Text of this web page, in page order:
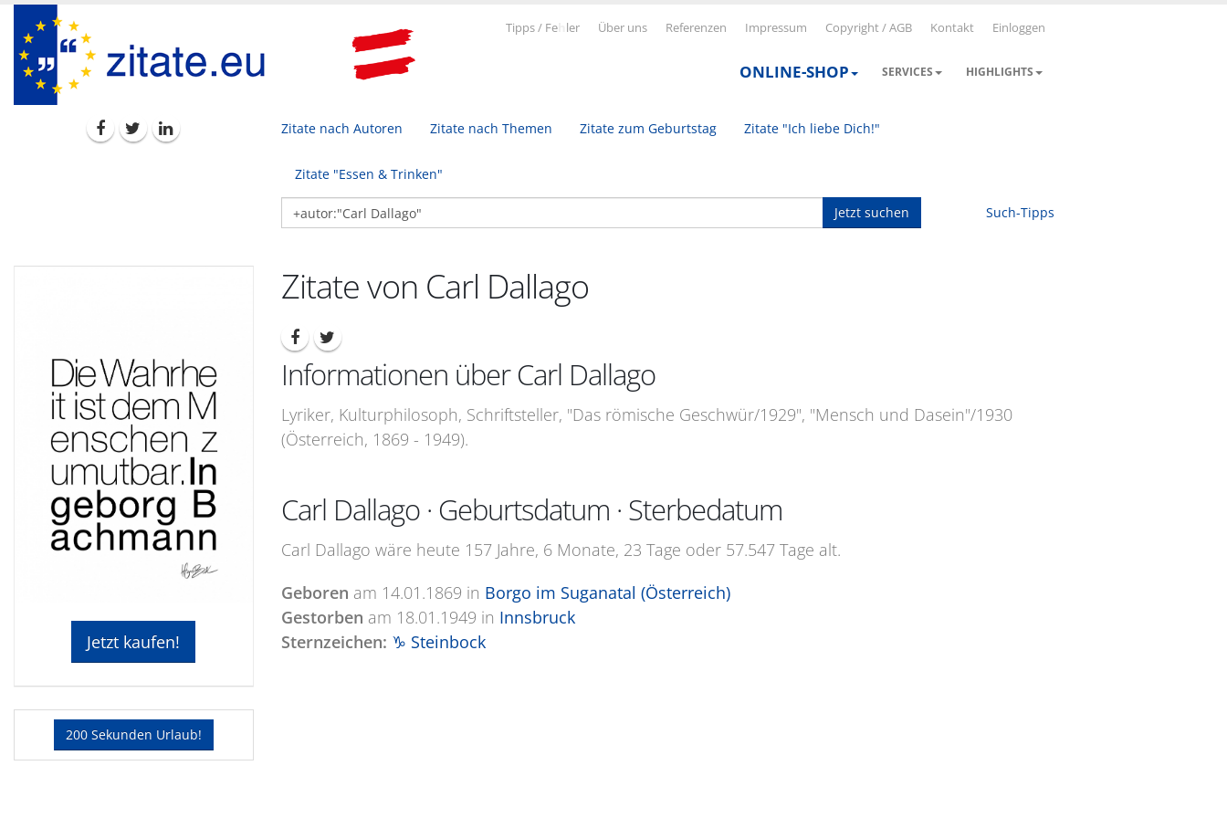
Tipps / Fe ler Über uns Referenzen Impressum Copyright / AGB Kontakt Einloggen
ONLINE-SHOP SERVICES HIGHLIGHTS
Zitate nach Autoren Zitate nach Themen Zitate zum Geburtstag Zitate "Ich liebe Dich!"
Zitate "Essen & Trinken"
Jetzt suchen Such-Tipps
Jetzt kaufen!
200 Sekunden Urlaub!
Zitate von Carl Dallago
Informationen über Carl Dallago
Lyriker, Kulturphilosoph, Schriftsteller, "Das römische Geschwür/1929", "Mensch und Dasein"/1930
(Österreich, 1869 - 1949).
Carl Dallago · Geburtsdatum · Sterbedatum
Carl Dallago wäre heute 157 Jahre, 6 Monate, 23 Tage oder 57.547 Tage alt.
Geboren am 14.01.1869 in Borgo im Suganatal (Österreich)
Gestorben am 18.01.1949 in Innsbruck
Sternzeichen: ♑ Steinbock